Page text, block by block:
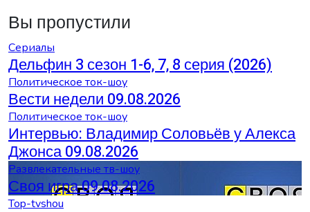
Вы пропустили
Сериалы
Дельфин 3 сезон 1-6, 7, 8 серия (2026)
Политическое ток-шоу
Вести недели 09.08.2026
Политическое ток-шоу
Интервью: Владимир Соловьёв у Алекса
Джонса 09.08.2026
Развлекательные тв-шоу
Своя игра 09.08.2026
Top-tvshou